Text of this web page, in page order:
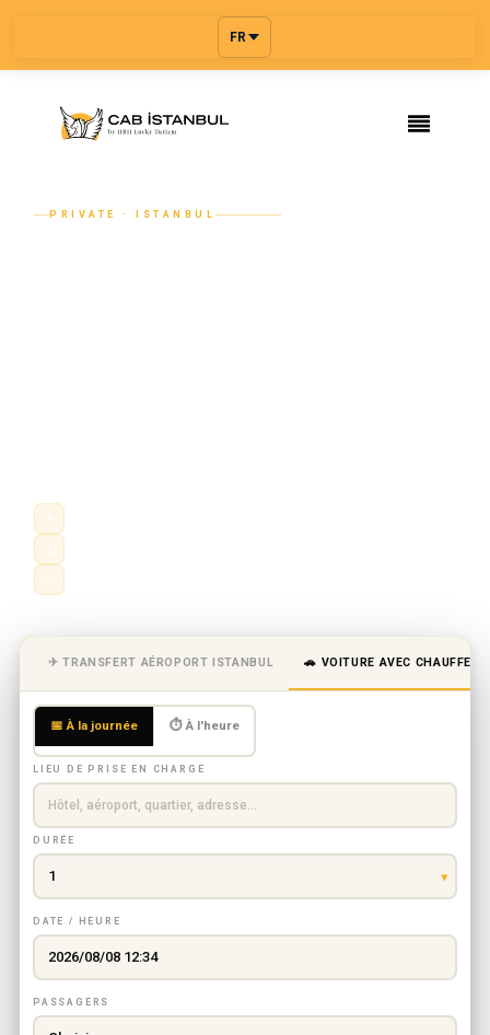
FR
PRIVATE · ISTANBUL
✈ TRANSFERT AÉROPORT ISTANBUL 🚗 VOITURE AVEC
📅 À la journée ⏱ À l'heure
LIEU DE PRISE EN CHARGE
DURÉE
DATE / HEURE
PASSAGERS